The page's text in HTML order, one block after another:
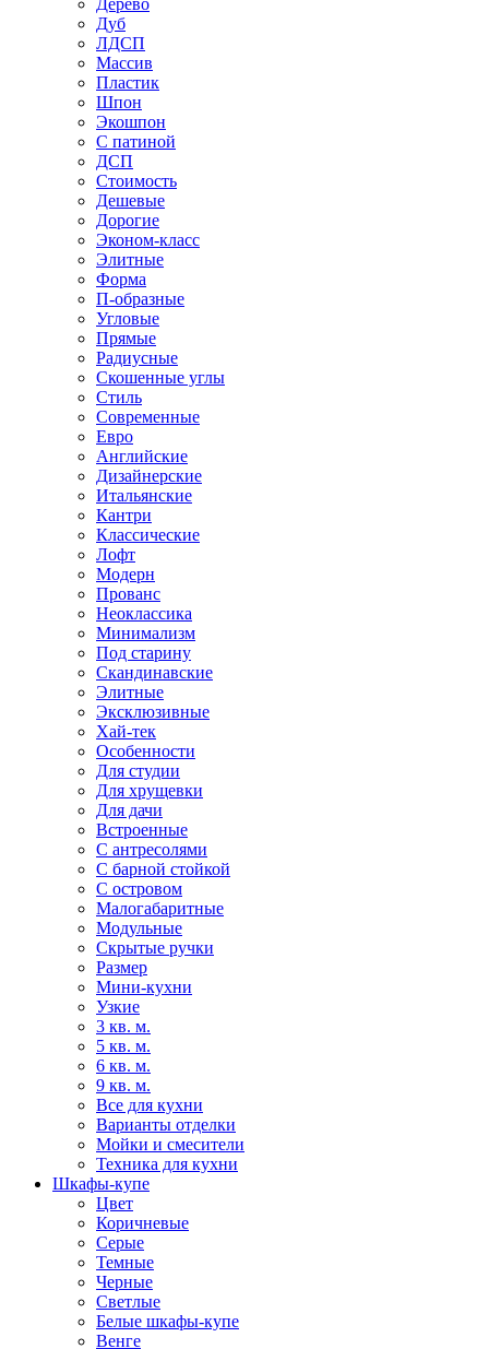
Дерево
Дуб
ЛДСП
Массив
Пластик
Шпон
Экошпон
С патиной
ДСП
Стоимость
Дешевые
Дорогие
Эконом-класс
Элитные
Форма
П-образные
Угловые
Прямые
Радиусные
Скошенные углы
Стиль
Современные
Евро
Английские
Дизайнерские
Итальянские
Кантри
Классические
Лофт
Модерн
Прованс
Неоклассика
Минимализм
Под старину
Скандинавские
Элитные
Эксклюзивные
Хай-тек
Особенности
Для студии
Для хрущевки
Для дачи
Встроенные
С антресолями
С барной стойкой
С островом
Малогабаритные
Модульные
Скрытые ручки
Размер
Мини-кухни
Узкие
3 кв. м.
5 кв. м.
6 кв. м.
9 кв. м.
Все для кухни
Варианты отделки
Мойки и смесители
Техника для кухни
Шкафы-купе
Цвет
Коричневые
Серые
Темные
Черные
Светлые
Белые шкафы-купе
Венге